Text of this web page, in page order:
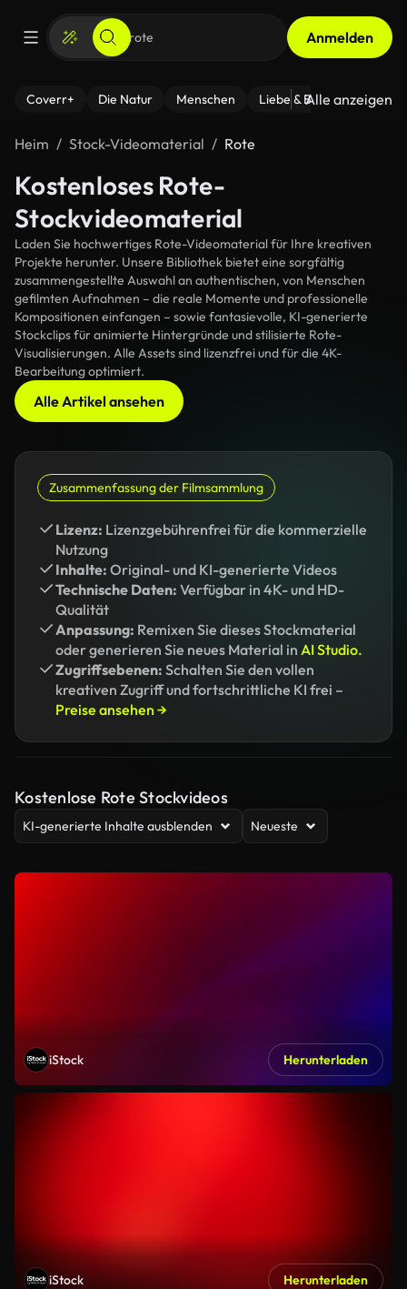
Anmelden
Coverr+ Die Natur Menschen Liebe & Beziehungen
Alle anzeigen
Heim Stock-Videomaterial Rote
Kostenloses Rote-
Stockvideomaterial
Laden Sie hochwertiges Rote-Videomaterial für Ihre kreativen
Projekte herunter. Unsere Bibliothek bietet eine sorgfältig
zusammengestellte Auswahl an authentischen, von Menschen
gefilmten Aufnahmen – die reale Momente und professionelle
Kompositionen einfangen – sowie fantasievolle, KI-generierte
Stockclips für animierte Hintergründe und stilisierte Rote-
Visualisierungen. Alle Assets sind lizenzfrei und für die 4K-
Bearbeitung optimiert.
Alle Artikel ansehen
Zusammenfassung der Filmsammlung
Lizenz: Lizenzgebührenfrei für die kommerzielle
Nutzung
Inhalte: Original- und KI-generierte Videos
Technische Daten: Verfügbar in 4K- und HD-
Qualität
Anpassung: Remixen Sie dieses Stockmaterial
oder generieren Sie neues Material in AI Studio.
Zugriffsebenen: Schalten Sie den vollen
kreativen Zugriff und fortschrittliche KI frei –
Preise ansehen →
Kostenlose Rote Stockvideos
KI-generierte Inhalte ausblenden Neueste
iStock Herunterladen
iStock Herunterladen